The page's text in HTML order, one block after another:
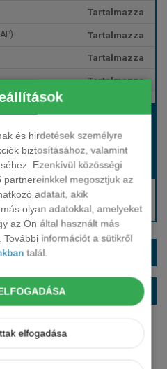
és hirdetések személyre
biztosításához, valamint
Ezenkívül közösségi
megosztjuk az
adatait, akik
olyan adatokkal, amelyeket
az Ön által használt más
információt a sütikről
talál.
elfogadása
Tartalmazza
Tartalmazza
Tartalmazza
Tartalmazza
Hívjon bennünket!
bérleti díj: Hívjon bennünket!
1 888 0088